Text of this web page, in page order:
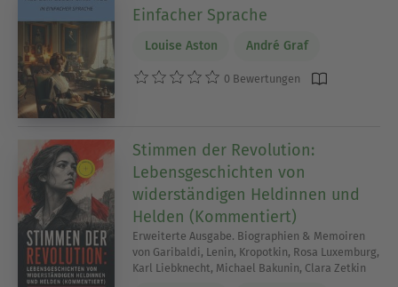
Einfacher Sprache
Louise Aston André Graf
0 Bewertungen
Stimmen der Revolution:
Lebensgeschichten von
widerständigen Heldinnen und
Helden (Kommentiert)
Erweiterte Ausgabe. Biographien & Memoiren
von Garibaldi, Lenin, Kropotkin, Rosa Luxemburg,
Karl Liebknecht, Michael Bakunin, Clara Zetkin